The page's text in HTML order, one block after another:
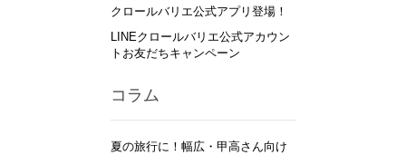
クロールバリエ公式アプリ登場！
LINEクロールバリエ公式アカウン
トお友だちキャンペーン
コラム
夏の旅行に！幅広・甲高さん向け